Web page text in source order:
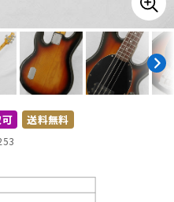
レコーディング機器
ヴィンテージ
送料無料